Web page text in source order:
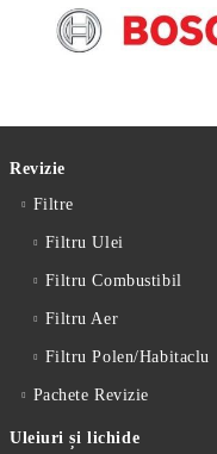
Revizie
Filtre
Filtru Ulei
Filtru Combustibil
Filtru Aer
Filtru Polen/Habitaclu
Pachete Revizie
Uleiuri și lichide